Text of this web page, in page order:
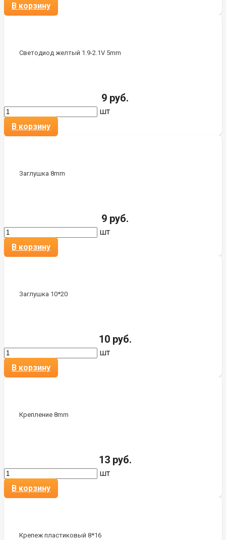
В корзину
Светодиод желтый 1.9-2.1V 5mm
9 руб.
шт
В корзину
Заглушка 8mm
9 руб.
шт
В корзину
Заглушка 10*20
10 руб.
шт
В корзину
Крепление 8mm
13 руб.
шт
В корзину
Крепеж пластиковый 8*16